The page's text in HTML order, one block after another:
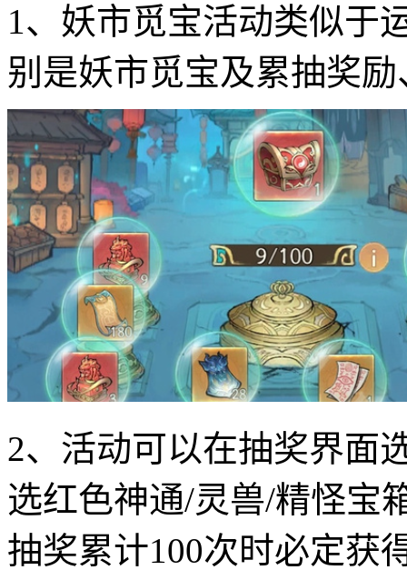
1、妖市觅宝活动类似于
别是妖市觅宝及累抽奖
2、活动可以在抽奖界面
选红色神通/灵兽/精怪宝
抽奖累计100次时必定获